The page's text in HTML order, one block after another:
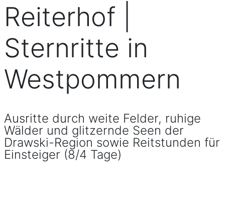
Reiterhof |
Sternritte in
Westpommern
Ausritte durch weite Felder, ruhige
Wälder und glitzernde Seen der
Drawski-Region sowie Reitstunden für
Einsteiger (8/4 Tage)